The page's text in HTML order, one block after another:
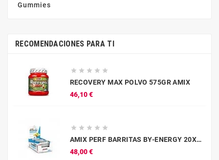
Gummies
RECOMENDACIONES PARA TI
    
RECOVERY MAX POLVO 575GR AMIX
46,10 €Precio
    
AMIX PERF BARRITAS BY-ENERGY 20X50GR CACAO
48,00 €Precio